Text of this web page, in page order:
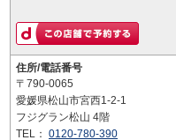
住所/電話番号
〒790-0065
愛媛県松山市宮西1-2-1
フジグラン松山 4階
TEL： 0120-780-390